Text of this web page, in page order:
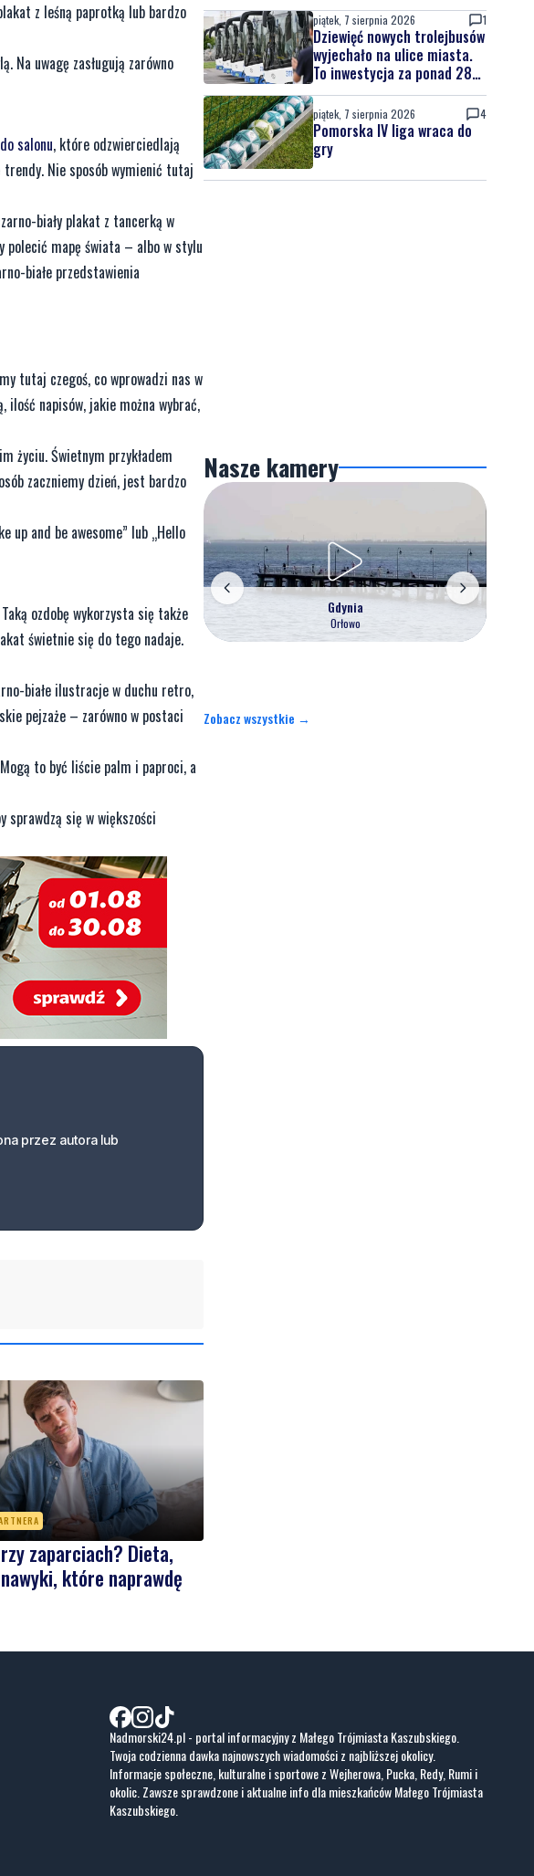
z leśną paprotką lub bardzo
Na uwagę zasługują zarówno
salonu, które odzwierciedlają
trendy. Nie sposób wymienić tutaj
biały plakat z tancerką w
mapę świata – albo w stylu
białe przedstawienia
tutaj czegoś, co wprowadzi nas w
napisów, jakie można wybrać,
życiu. Świetnym przykładem
zaczniemy dzień, jest bardzo
up and be awesome” lub „Hello
ozdobę wykorzysta się także
świetnie się do tego nadaje.
białe ilustracje w duchu retro,
pejzaże – zarówno w postaci
to być liście palm i paproci, a
sprawdzą się w większości
przez autora lub
zaparciach? Dieta,
które naprawdę
piątek, 7 sierpnia 2026 1
Dziewięć nowych trolejbusów
wyjechało na ulice miasta.
To inwestycja za ponad 28
mln zł
piątek, 7 sierpnia 2026 4
Pomorska IV liga wraca do
gry
Nasze kamery
Gdynia
Orłowo
Zobacz wszystkie →
Nadmorski24.pl - portal informacyjny z Małego Trójmiasta Kaszubskiego.
Twoja codzienna dawka najnowszych wiadomości z najbliższej okolicy.
Informacje społeczne, kulturalne i sportowe z Wejherowa, Pucka, Redy, Rumi i
okolic. Zawsze sprawdzone i aktualne info dla mieszkańców Małego Trójmiasta
Kaszubskiego.